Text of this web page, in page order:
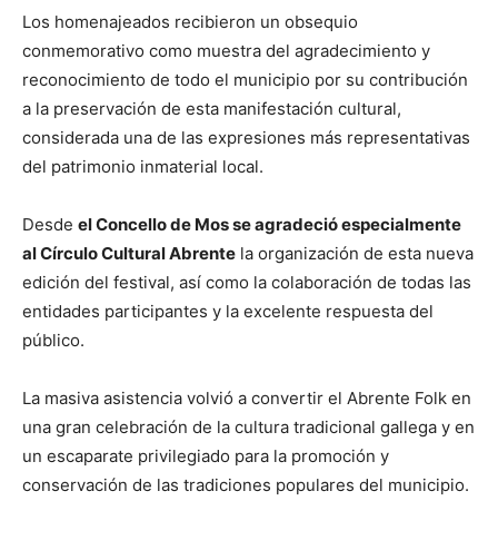
Los homenajeados recibieron un obsequio
conmemorativo como muestra del agradecimiento y
reconocimiento de todo el municipio por su contribución
a la preservación de esta manifestación cultural,
considerada una de las expresiones más representativas
del patrimonio inmaterial local.
Desde el Concello de Mos se agradeció especialmente
al Círculo Cultural Abrente la organización de esta nueva
edición del festival, así como la colaboración de todas las
entidades participantes y la excelente respuesta del
público.
La masiva asistencia volvió a convertir el Abrente Folk en
una gran celebración de la cultura tradicional gallega y en
un escaparate privilegiado para la promoción y
conservación de las tradiciones populares del municipio.